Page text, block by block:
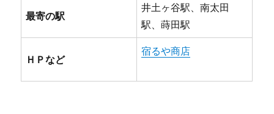
最寄の駅
井土ヶ谷駅、南太田
駅、蒔田駅
ＨＰなど
宿るや商店